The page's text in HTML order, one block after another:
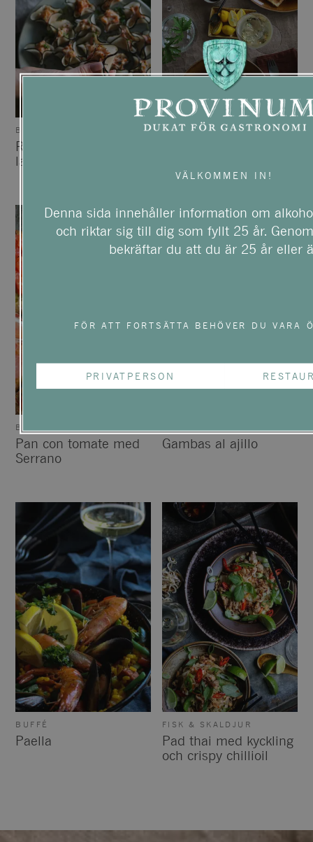
BUFFÉ
Rättika fylld med rökt
lax och
FISK & SKALDJUR
BUFFÉ
Pan con tomate med
Serrano
Gambas al ajillo
BUFFÉ
Paella
FISK & SKALDJUR
Pad thai med kyckling
och crispy chillioil
VÄLKOMMEN IN!
Denna sida innehåller information om
och riktar sig till dig som fyllt 25 år.
bekräftar du att du är 25 år eller
FÖR ATT FORTSÄTTA BEHÖVER DU VARA
PRIVATPERSON